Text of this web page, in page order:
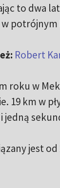
to dwa
potrójnym
Robert
roku w
19 km w
jedną
jest